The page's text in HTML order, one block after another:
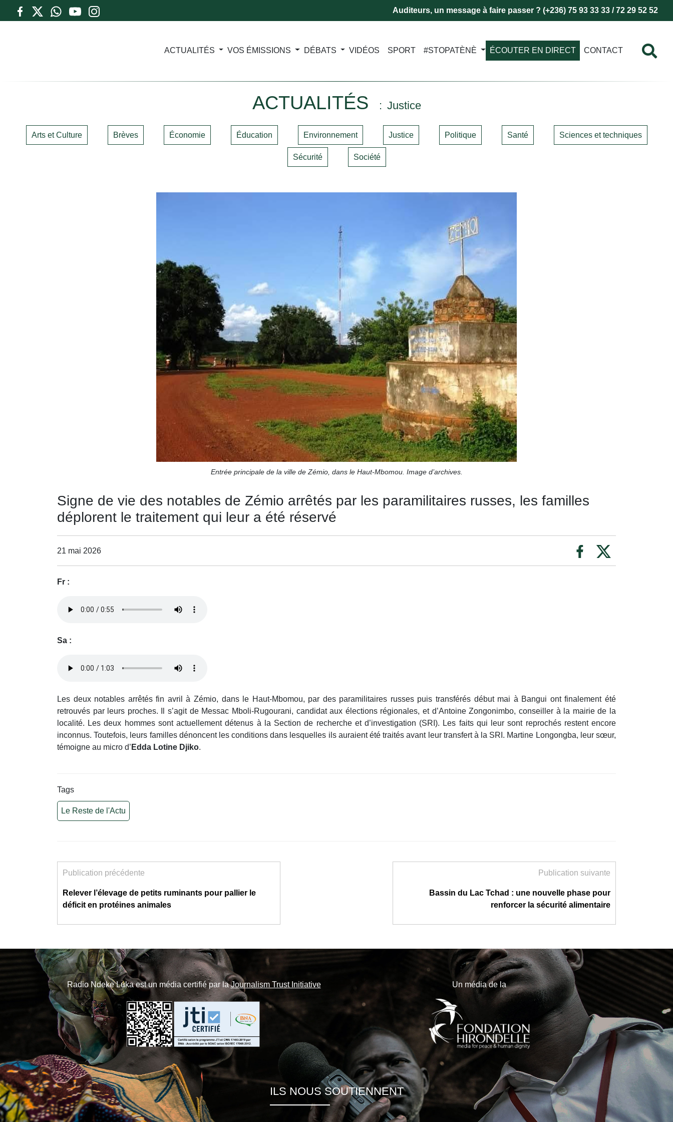
Auditeurs, un message à faire passer ? (+236) 75 93 33 33 / 72 29 52 52
ACTUALITÉS VOS ÉMISSIONS DÉBATS VIDÉOS SPORT #STOPATÈNÈ ÉCOUTER EN DIRECT CONTACT
ACTUALITÉS Justice
Arts et Culture Brèves Économie Éducation Environnement Justice Politique Santé Sciences et techniques
Sécurité Société
Entrée principale de la ville de Zémio, dans le Haut-Mbomou. Image d’archives.
Signe de vie des notables de Zémio arrêtés par les paramilitaires russes, les familles
déplorent le traitement qui leur a été réservé
21 mai 2026
Fr :
Sa :
Les deux notables arrêtés fin avril à Zémio, dans le Haut-Mbomou, par des paramilitaires russes puis transférés début mai à Bangui ont finalement été
retrouvés par leurs proches. Il s’agit de Messac Mboli-Rugourani, candidat aux élections régionales, et d’Antoine Zongonimbo, conseiller à la mairie de la
localité. Les deux hommes sont actuellement détenus à la Section de recherche et d’investigation (SRI). Les faits qui leur sont reprochés restent encore
inconnus. Toutefois, leurs familles dénoncent les conditions dans lesquelles ils auraient été traités avant leur transfert à la SRI. Martine Longongba, leur sœur,
témoigne au micro d’ Edda Lotine Djiko.
Tags
Le Reste de l'Actu
Publication précédente
Relever l’élevage de petits ruminants pour pallier le
déficit en protéines animales
Publication suivante
Bassin du Lac Tchad : une nouvelle phase pour
renforcer la sécurité alimentaire
Radio Ndeke Luka est un média certifié par laJournalism Trust Initiative Un média de la
ILS NOUS SOUTIENNENT